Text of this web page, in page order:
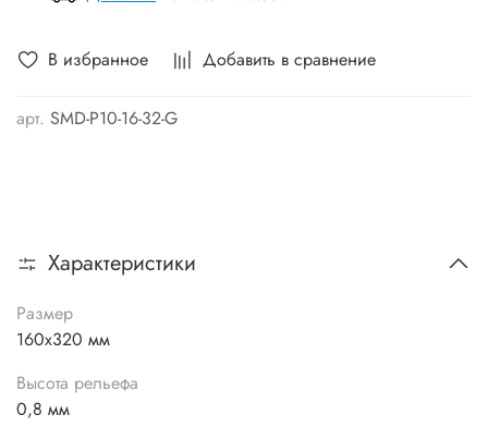
В избранное Добавить в сравнение
арт. SMD-Р10-16-32-G
Характеристики
Размер
160х320 мм
Высота рельефа
0,8 мм